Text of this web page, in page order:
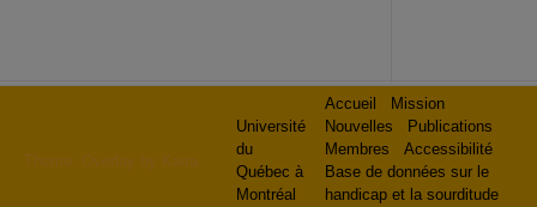
Université
du
Québec à
Montréal
Accueil
Mission
Nouvelles
Publications
Membres
Accessibilité
Base de données sur le
handicap et la sourditude